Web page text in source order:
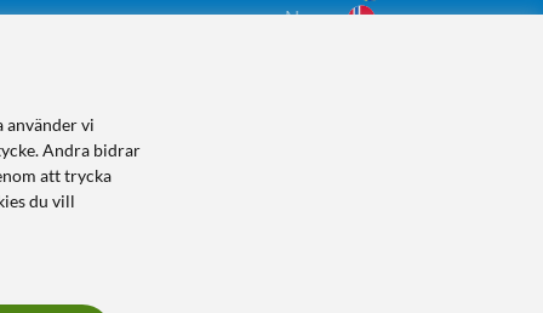
Norge
använder vi
Andra bidrar
att trycka
du vill